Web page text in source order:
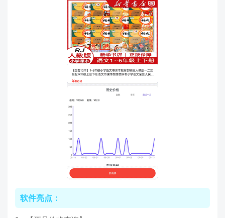
软件亮点：